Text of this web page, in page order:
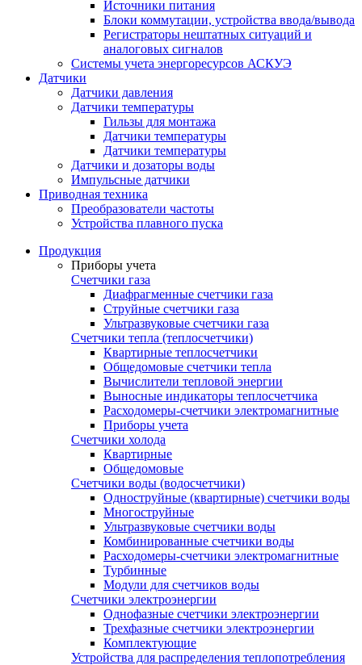
Источники питания
Блоки коммутации, устройства ввода/вывода
Регистраторы нештатных ситуаций и
аналоговых сигналов
Системы учета энергоресурсов АСКУЭ
Датчики
Датчики давления
Датчики температуры
Гильзы для монтажа
Датчики температуры
Датчики температуры
Датчики и дозаторы воды
Импульсные датчики
Приводная техника
Преобразователи частоты
Устройства плавного пуска
Продукция
Приборы учета
Счетчики газа
Диафрагменные счетчики газа
Струйные счетчики газа
Ультразвуковые счетчики газа
Счетчики тепла (теплосчетчики)
Квартирные теплосчетчики
Общедомовые счетчики тепла
Вычислители тепловой энергии
Выносные индикаторы теплосчетчика
Расходомеры-счетчики электромагнитные
Приборы учета
Счетчики холода
Квартирные
Общедомовые
Счетчики воды (водосчетчики)
Одноструйные (квартирные) счетчики воды
Многоструйные
Ультразвуковые счетчики воды
Комбинированные счетчики воды
Расходомеры-счетчики электромагнитные
Турбинные
Модули для счетчиков воды
Счетчики электроэнергии
Однофазные счетчики электроэнергии
Трехфазные счетчики электроэнергии
Комплектующие
Устройства для распределения теплопотребления